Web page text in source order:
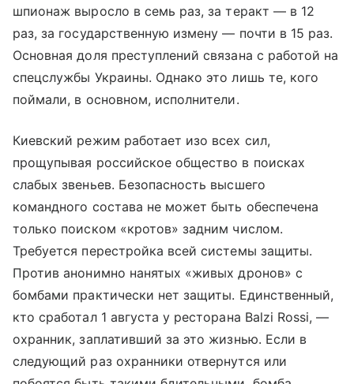
шпионаж выросло в семь раз, за теракт — в 12
раз, за государственную измену — почти в 15 раз.
Основная доля преступлений связана с работой на
спецслужбы Украины. Однако это лишь те, кого
поймали, в основном, исполнители.
Киевский режим работает изо всех сил,
прощупывая российское общество в поисках
слабых звеньев. Безопасность высшего
командного состава не может быть обеспечена
только поиском «кротов» задним числом.
Требуется перестройка всей системы защиты.
Против анонимно нанятых «живых дронов» с
бомбами практически нет защиты. Единственный,
кто сработал 1 августа у ресторана Balzi Rossi, —
охранник, заплативший за это жизнью. Если в
следующий раз охранники отвернутся или